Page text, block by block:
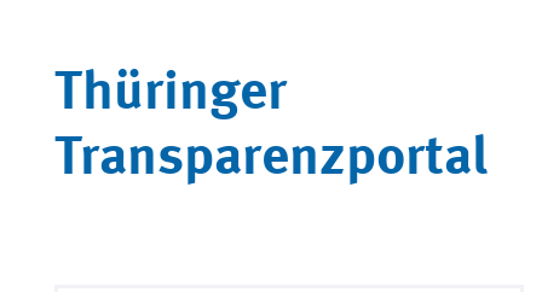
Thüringer
Transparenzportal